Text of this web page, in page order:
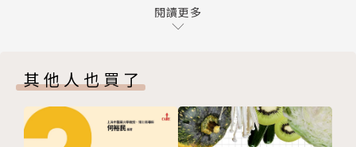
作者簡介
第八章 直銷保健食品的品質
第九章 小心所謂的「食物來源」騙局
後記 生活新標準
附錄A 維生素天然資源，以及維生素不足症候群
附錄B 天然標準摘要
閱讀更多
其他人也買了